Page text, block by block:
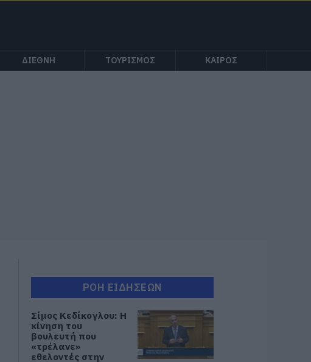
ΔΙΕΘΝΗ ΤΟΥΡΙΣΜΟΣ ΚΑΙΡΟΣ
ΡΟΗ ΕΙΔΗΣΕΩΝ
Σίμος Κεδίκογλου: Η
κίνηση του
βουλευτή που
«τρέλανε»
εθελοντές στην